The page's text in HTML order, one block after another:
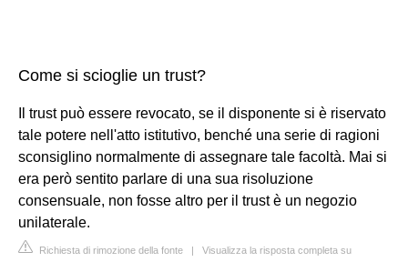
Come si scioglie un trust?
Il trust può essere revocato, se il disponente si è riservato
tale potere nell'atto istitutivo, benché una serie di ragioni
sconsiglino normalmente di assegnare tale facoltà. Mai si
era però sentito parlare di una sua risoluzione
consensuale, non fosse altro per il trust è un negozio
unilaterale.
Richiesta di rimozione della fonte | Visualizza la risposta completa su